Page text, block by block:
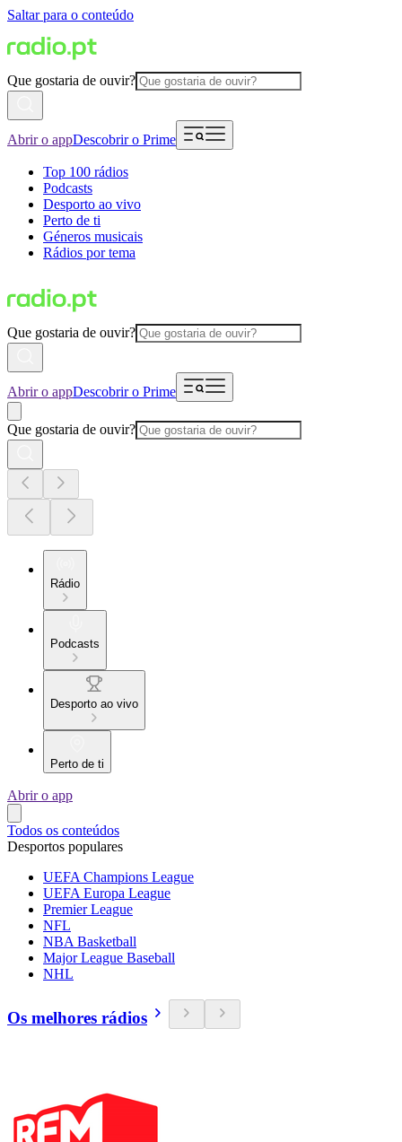
Saltar para o conteúdo
Que gostaria de ouvir?
Abrir o appDescobrir o Prime
Top 100 rádios
Podcasts
Desporto ao vivo
Perto de ti
Géneros musicais
Rádios por tema
Que gostaria de ouvir?
Abrir o appDescobrir o Prime
Que gostaria de ouvir?
Rádio
Podcasts
Desporto ao vivo
Perto de ti
Abrir o app
Todos os conteúdos
Desportos populares
UEFA Champions League
UEFA Europa League
Premier League
NFL
NBA Basketball
Major League Baseball
NHL
Os melhores rádios